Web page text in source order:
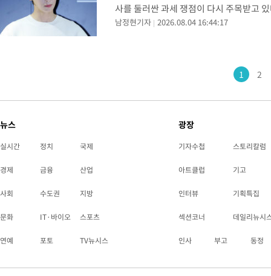
사를 둘러싼 과세 쟁점이 다시 주목받고
후 국세청과 과세적부심(과세전적부심사
남정현기자 2026.08.04 16:44:17
1 2
뉴스
실시간 정치 국제
경제 금융 산업
사회 수도권 지방
문화 IT·바이오 스포츠
연예 포토 TV뉴시스
광장
기자수첩 스토리칼럼
아트클럽 기고
인터뷰 기획특집
섹션코너 데일리뉴시
인사 부고 동정